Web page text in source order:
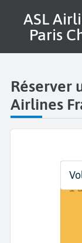
ASL Airlines France à l'aéroport
Paris
Réserver
Airlines
1